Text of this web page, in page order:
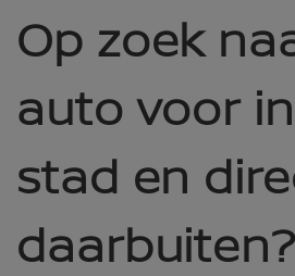
Op zoek
auto voor
stad en
daarbuiten?